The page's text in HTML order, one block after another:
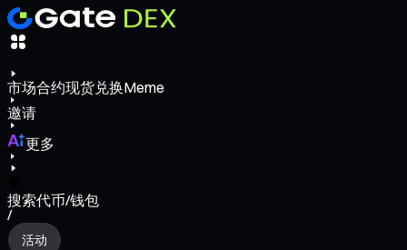
市场合约现货兑换Meme
邀请
更多
搜索代币/钱包
/
活动